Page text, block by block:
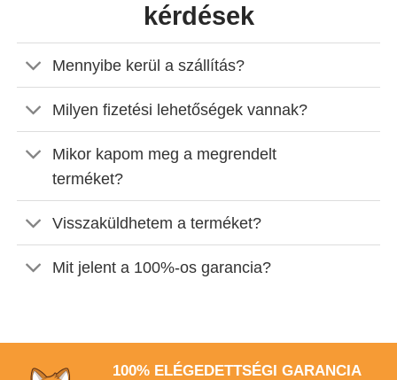
kérdések
Mennyibe kerül a szállítás?
Milyen fizetési lehetőségek vannak?
Mikor kapom meg a megrendelt
terméket?
Visszaküldhetem a terméket?
Mit jelent a 100%-os garancia?
100% ELÉGEDETTSÉGI GARANCIA